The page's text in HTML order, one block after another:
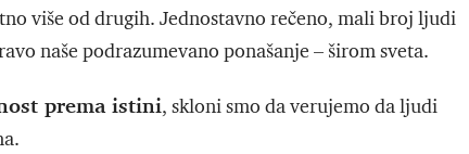
više od drugih. Jednostavno rečeno, mali broj ljudi
naše podrazumevano ponašanje – širom sveta.
prema istini, skloni smo da verujemo da ljudi